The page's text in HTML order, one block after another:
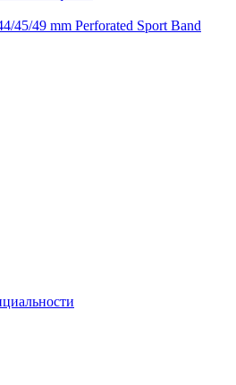
45/49 mm Perforated Sport Band